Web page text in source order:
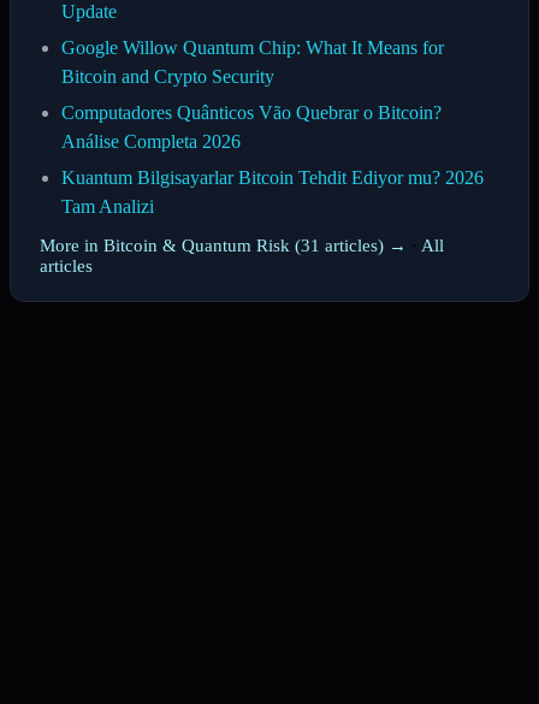
Update
Google Willow Quantum Chip: What It Means for
Bitcoin and Crypto Security
Computadores Quânticos Vão Quebrar o Bitcoin?
Análise Completa 2026
Kuantum Bilgisayarlar Bitcoin Tehdit Ediyor mu? 2026
Tam Analizi
More in Bitcoin & Quantum Risk (31 articles) → · All
articles